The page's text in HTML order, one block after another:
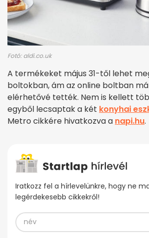
Fotó: aldi.co.uk
A termékeket május 31-től lehet
boltokban, ám az online boltban
elérhetővé tették. Nem is kellett
egyből lecsaptak a két konyhai
Metro cikkére hivatkozva a napi.hu.
Iratkozz fel a hírlevelünkre, hogy ne
legérdekesebb cikkekről!